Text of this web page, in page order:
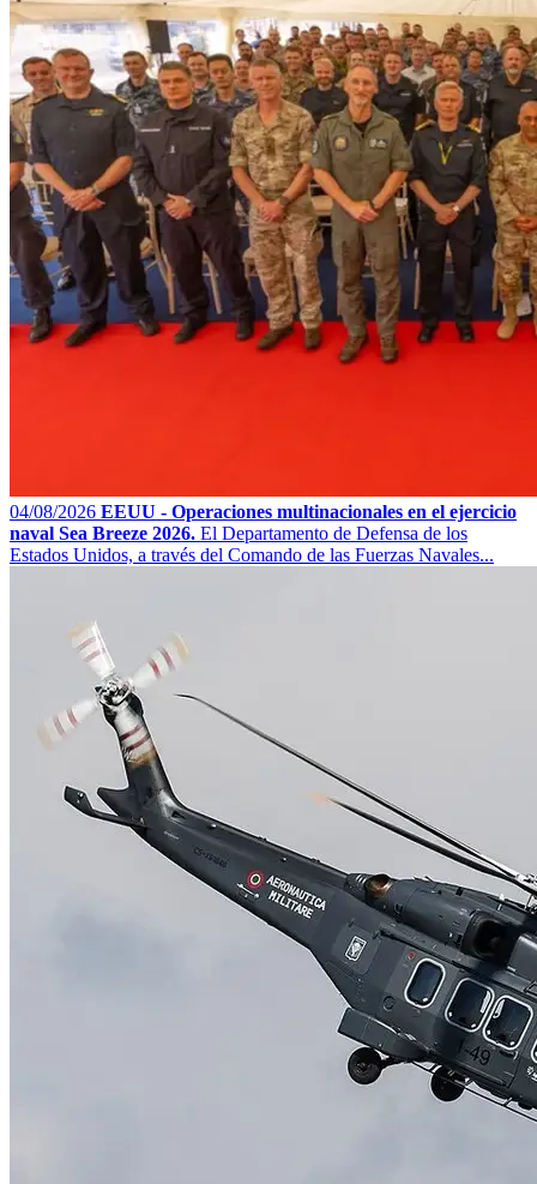
04/08/2026 EEUU - Operaciones multinacionales en el ejercicio
naval Sea Breeze 2026. El Departamento de Defensa de los
Estados Unidos, a través del Comando de las Fuerzas Navales...